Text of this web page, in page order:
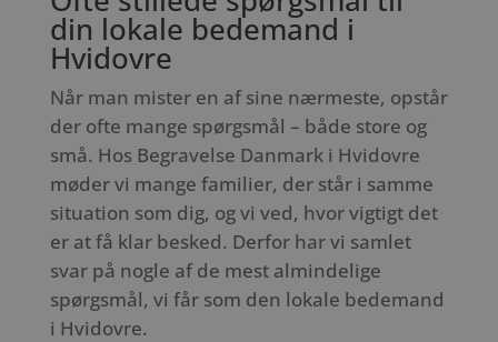
din lokale bedemand i
Hvidovre
Når man mister en af sine nærmeste, opstår
der ofte mange spørgsmål – både store og
små. Hos Begravelse Danmark i Hvidovre
møder vi mange familier, der står i samme
situation som dig, og vi ved, hvor vigtigt det
er at få klar besked. Derfor har vi samlet
svar på nogle af de mest almindelige
spørgsmål, vi får som den lokale bedemand
i Hvidovre.